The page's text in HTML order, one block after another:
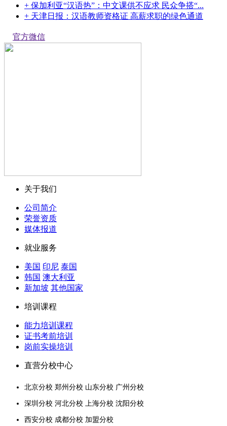
+ 保加利亚“汉语热”：中文课供不应求 民众争搭“...
+ 天津日报：汉语教师资格证 高薪求职的绿色通道
官方微信
关于我们
公司简介
荣誉资质
媒体报道
就业服务
美国 印尼 泰国
韩国 澳大利亚
新加坡 其他国家
培训课程
能力培训课程
证书考前培训
岗前实操培训
直营分校中心
北京分校 郑州分校 山东分校 广州分校
深圳分校 河北分校 上海分校 沈阳分校
西安分校 成都分校 加盟分校